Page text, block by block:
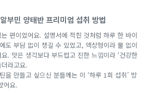
부민 양태반 프리미엄 섭취 방법
편이었어요. 설명서에 적힌 것처럼 하루 한 바이
도 부담 없이 챙길 수 있었고, 액상형이라 물 없이
. 맛은 생각보다 부드럽고 진한 느낌이라 ‘건강한
라고요.
을 만들고 싶으신 분들께는 이 ‘하루 1회 섭취’ 방
어요.